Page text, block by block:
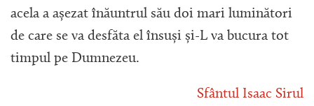
acela a așezat înăuntrul său doi mari luminători
de care se va desfăta el însuși și-L va bucura tot
timpul pe Dumnezeu.
Sfântul Isaac Sirul